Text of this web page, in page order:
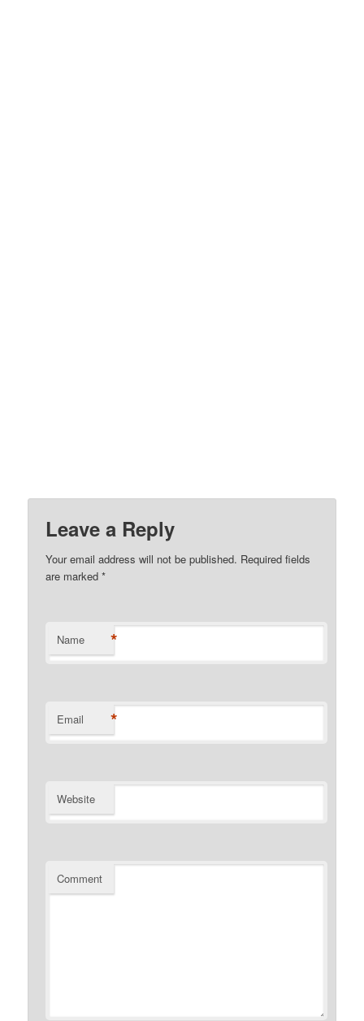
Leave a Reply
Your email address will not be published. Required fields
are marked*
Name *
Email *
Website
Comment